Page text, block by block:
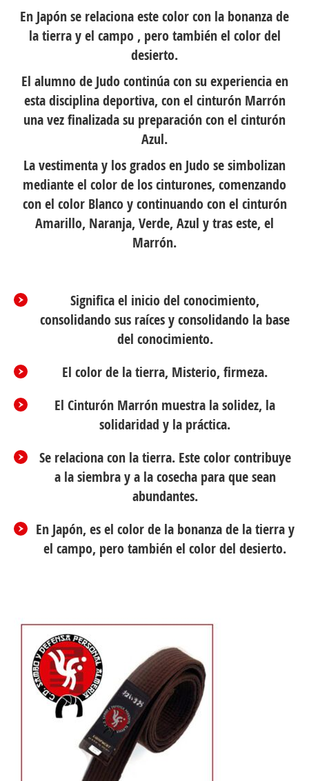
En Japón se relaciona este color con la bonanza de
la tierra y el campo , pero también el color del
desierto.
El alumno de Judo continúa con su experiencia en
esta disciplina deportiva, con el cinturón Marrón
una vez finalizada su preparación con el cinturón
Azul.
La vestimenta y los grados en Judo se simbolizan
mediante el color de los cinturones, comenzando
con el color Blanco y continuando con el cinturón
Amarillo, Naranja, Verde, Azul y tras este, el
Marrón.
Significa el inicio del conocimiento,
consolidando sus raíces y consolidando la base
del conocimiento.
El color de la tierra, Misterio, firmeza.
El Cinturón Marrón muestra la solidez, la
solidaridad y la práctica.
Se relaciona con la tierra. Este color contribuye
a la siembra y a la cosecha para que sean
abundantes.
En Japón, es el color de la bonanza de la tierra y
el campo, pero también el color del desierto.